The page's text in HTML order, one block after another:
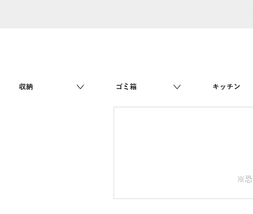
収納 ゴミ箱 キッチン
※恐